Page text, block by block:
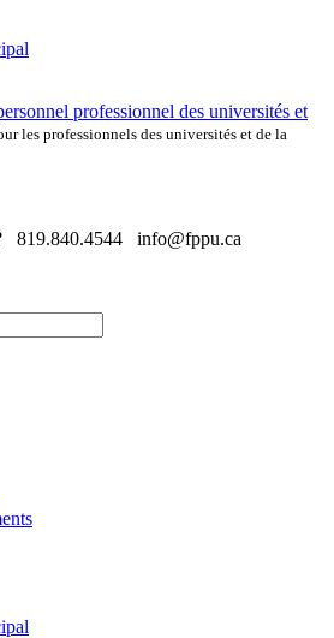
professionnel des universités et
les professionnels des universités et de la
819.840.4544 info@fppu.ca